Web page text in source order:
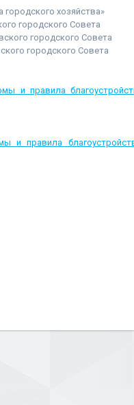
хозяйства»
городского Совета
городского Совета
городского Совета
и правила
правила